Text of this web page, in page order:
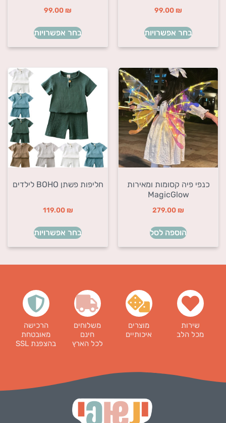
99.00 ₪
בחר אפשרויות
99.00 ₪
בחר אפשרויות
כנפי פיה קסומות ומאירות
MagicGlow
279.00 ₪
הוספה לסל
חליפות פשתן BOHO לילדים
119.00 ₪
בחר אפשרויות
שירות
מכל הלב
מוצרים
איכותיים
משלוחים
חינם
לכל הארץ
הרכישה
מאובטחת
בהצפנת SSL